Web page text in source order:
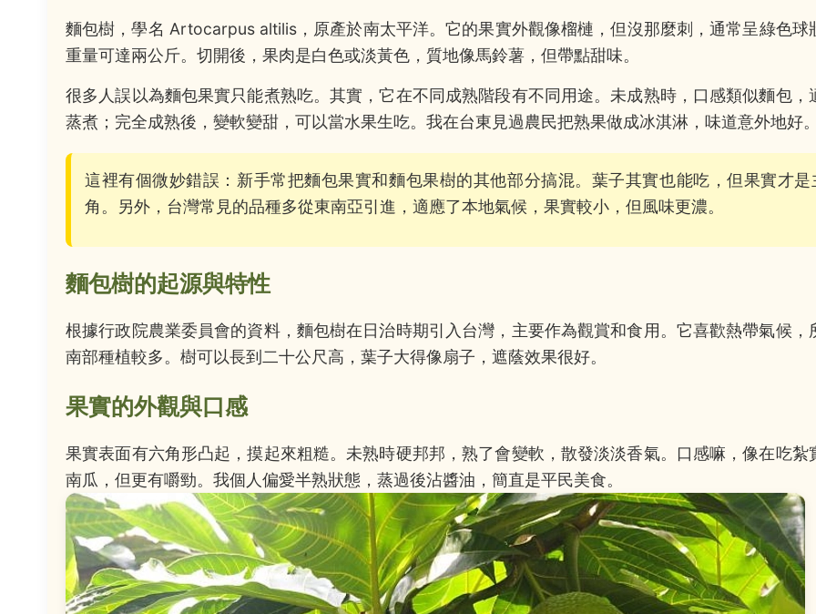
麵包樹，學名 Artocarpus altilis，原產於南太平洋。它的果實外觀像榴槤，但沒那麼刺，通常呈綠色球
重量可達兩公斤。切開後，果肉是白色或淡黃色，質地像馬鈴薯，但帶點甜味。
很多人誤以為麵包果實只能煮熟吃。其實，它在不同成熟階段有不同用途。未成熟時，口感類似麵包，
蒸煮；完全成熟後，變軟變甜，可以當水果生吃。我在台東見過農民把熟果做成冰淇淋，味道意外地好
這裡有個微妙錯誤：新手常把麵包果實和麵包果樹的其他部分搞混。葉子其實也能吃，但果實才是
角。另外，台灣常見的品種多從東南亞引進，適應了本地氣候，果實較小，但風味更濃。
麵包樹的起源與特性
根據行政院農業委員會的資料，麵包樹在日治時期引入台灣，主要作為觀賞和食用。它喜歡熱帶氣候，
南部種植較多。樹可以長到二十公尺高，葉子大得像扇子，遮蔭效果很好。
果實的外觀與口感
果實表面有六角形凸起，摸起來粗糙。未熟時硬邦邦，熟了會變軟，散發淡淡香氣。口感嘛，像在吃紮
南瓜，但更有嚼勁。我個人偏愛半熟狀態，蒸過後沾醬油，簡直是平民美食。